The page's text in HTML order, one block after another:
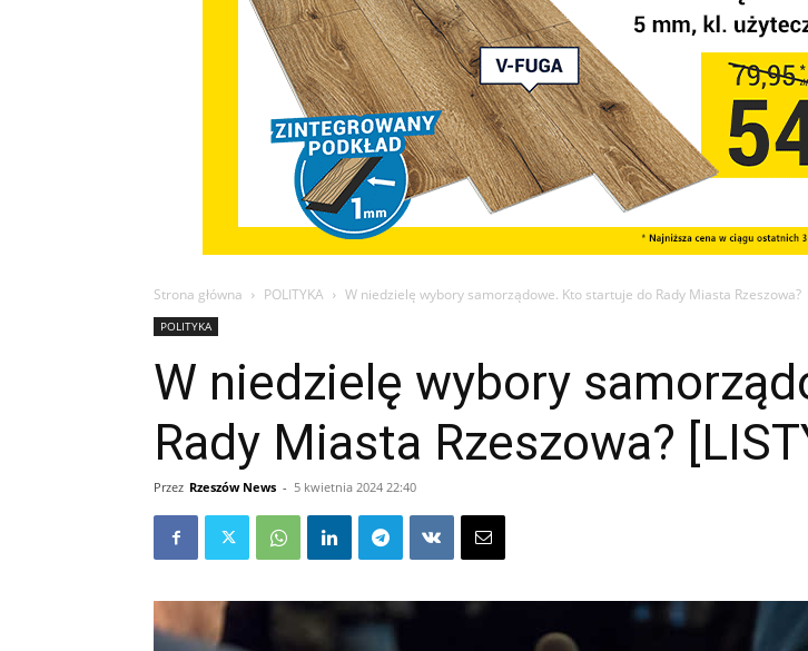
Strona główna POLITYKA W niedzielę wybory samorządowe. Kto startuje do Rady Miasta Rzeszowa?
POLITYKA
W niedzielę wybory
Rady Miasta Rzeszowa?
Przez Rzeszów News - 5 kwietnia 2024 22:40